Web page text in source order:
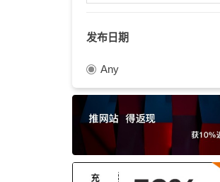
笛子
纪录片
古琴
唯美
发布日期
Any